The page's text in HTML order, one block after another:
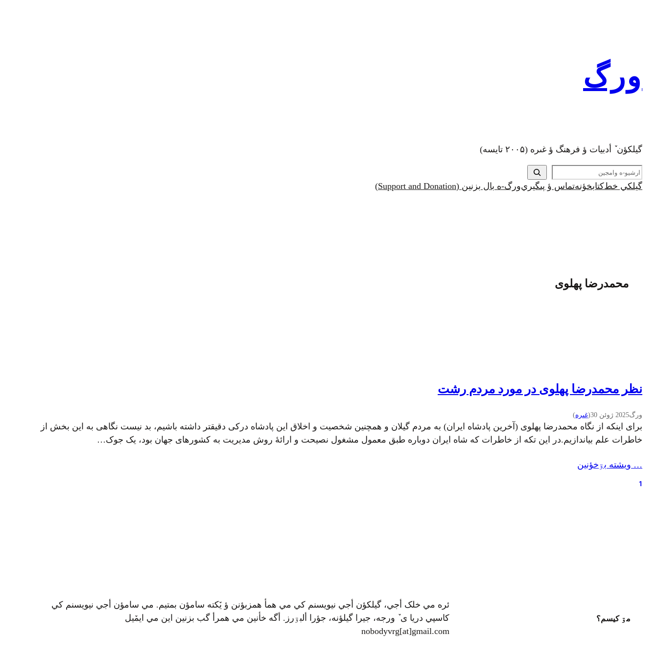
ورگ
گيلکؤن ٚ أدبیات ؤ فرهنگ ؤ غىره (۲۰۰۵ تايسه)
ج
س
تگيلکي خطکتابخؤنهتماس ؤ پىگيريورگ-ه بال بزنين (Support and Donation)
محمدرضا پهلوی
نظر محمدرضا پهلوی در مورد مردم رشت
ورگ2025 ژوئن 30 (غىره)
برای اینکه از نگاه محمدرضا پهلوی (آخرین پادشاه ایران) به مردم گیلان و همچنین شخصیت و اخلاق این پادشاه درکی دقیقتر داشته باشیم، بد نیست نگاهی به این بخش از
خاطرات علم بیاندازیم.در این تکه از خاطرات که شاه ایران دوباره طبق معمول مشغول نصیحت و ارائهٔ روش مدیریت به کشورهای جهان بود، یک جوک…
… ويشته بۊخؤنين
1
مۊ کيسم؟
ئره مي خلک أجي، گيلکؤن أجي نيويسنم کي مي همأ همزبؤنن ؤ يٚکته سامؤن بمتيم. مي سامؤن أجي نيويسنم کي
کاسپي دريا ی ٚ ورجه، جيرا گيلؤنه، جؤرا ألبۊرز. أگه خأنين مي همرأ گب بزنين اين مي ايمٚیل‌ ‌
nobodyvrg[at]gmail.com